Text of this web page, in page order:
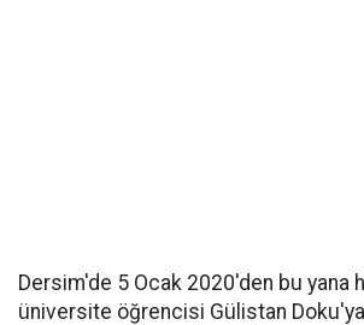
Dersim'de 5 Ocak 2020'den bu yana
üniversite öğrencisi Gülistan